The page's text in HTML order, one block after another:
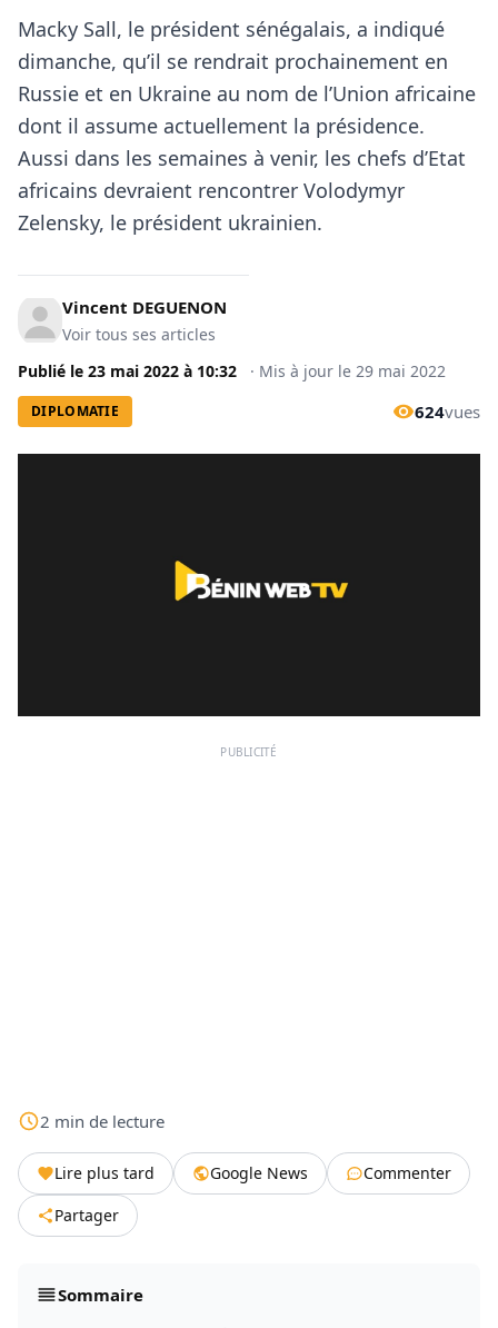
Macky Sall, le président sénégalais, a indiqué
dimanche, qu’il se rendrait prochainement en
Russie et en Ukraine au nom de l’Union africaine
dont il assume actuellement la présidence.
Aussi dans les semaines à venir, les chefs d’Etat
africains devraient rencontrer Volodymyr
Zelensky, le président ukrainien.
Vincent DEGUENON
Voir tous ses articles
Publié le 23 mai 2022 à 10:32 · Mis à jour le 29 mai 2022
DIPLOMATIE 624vues
PUBLICITÉ
2 min de lecture
Lire plus tard Google News
Commenter
Partager
Sommaire